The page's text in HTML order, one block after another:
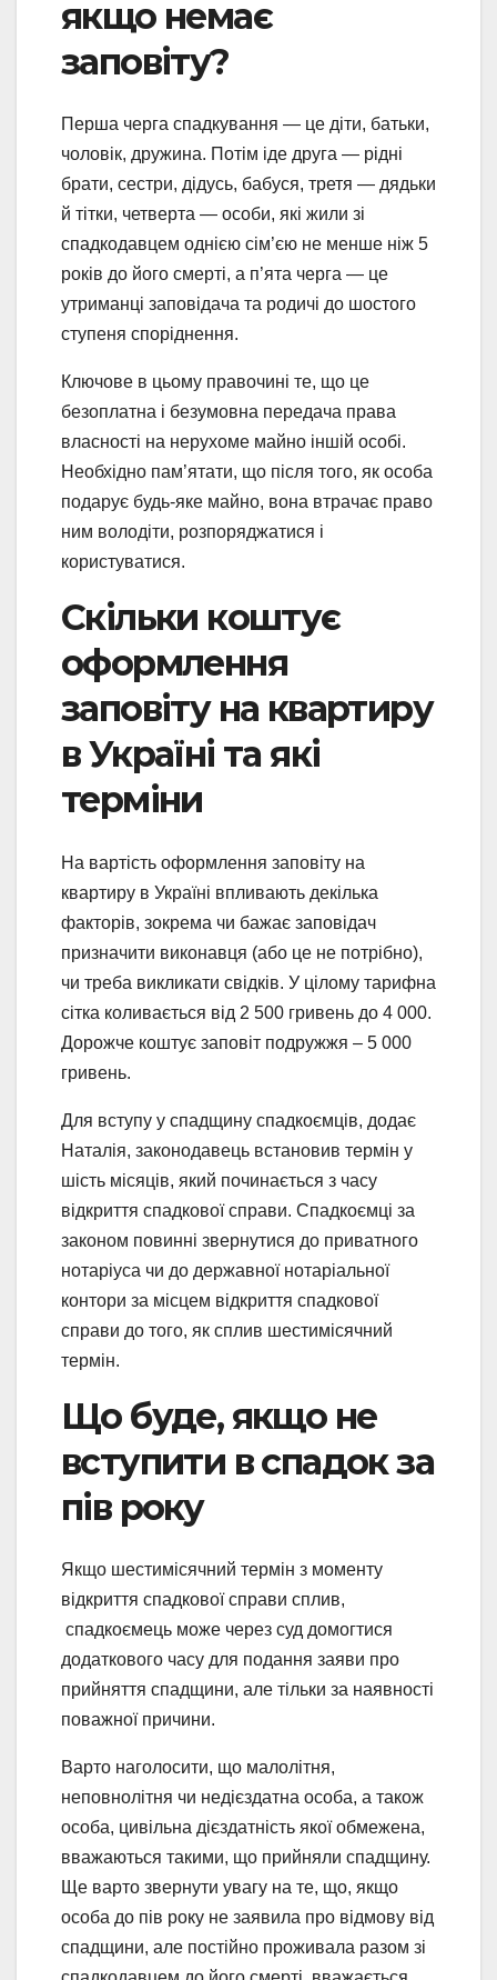
якщо немає
заповіту?
Перша черга спадкування — це діти, батьки,
чоловік, дружина. Потім іде друга — рідні
брати, сестри, дідусь, бабуся, третя — дядьки
й тітки, четверта — особи, які жили зі
спадкодавцем однією сім’єю не менше ніж 5
років до його смерті, а п’ята черга — це
утриманці заповідача та родичі до шостого
ступеня споріднення.
Ключове в цьому правочині те, що це
безоплатна і безумовна передача права
власності на нерухоме майно іншій особі.
Необхідно пам’ятати, що після того, як особа
подарує будь-яке майно, вона втрачає право
ним володіти, розпоряджатися і
користуватися.
Скільки коштує
оформлення
заповіту на квартиру
в Україні та які
терміни
На вартість оформлення заповіту на
квартиру в Україні впливають декілька
факторів, зокрема чи бажає заповідач
призначити виконавця (або це не потрібно),
чи треба викликати свідків. У цілому тарифна
сітка коливається від 2 500 гривень до 4 000.
Дорожче коштує заповіт подружжя – 5 000
гривень.
Для вступу у спадщину спадкоємців, додає
Наталія, законодавець встановив термін у
шість місяців, який починається з часу
відкриття спадкової справи. Спадкоємці за
законом повинні звернутися до приватного
нотаріуса чи до державної нотаріальної
контори за місцем відкриття спадкової
справи до того, як сплив шестимісячний
термін.
Що буде, якщо не
вступити в спадок за
пів року
Якщо шестимісячний термін з моменту
відкриття спадкової справи сплив,
спадкоємець може через суд домогтися
додаткового часу для подання заяви про
прийняття спадщини, але тільки за наявності
поважної причини.
Варто наголосити, що малолітня,
неповнолітня чи недієздатна особа, а також
особа, цивільна дієздатність якої обмежена,
вважаються такими, що прийняли спадщину.
Ще варто звернути увагу на те, що, якщо
особа до пів року не заявила про відмову від
спадщини, але постійно проживала разом зі